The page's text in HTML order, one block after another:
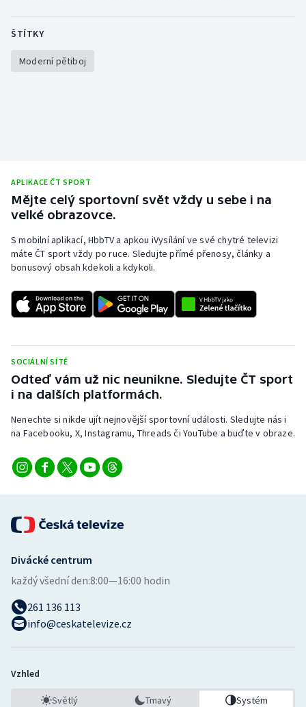
Short track
Sportovní střelba
Vodní slalom
Volejbal
Ostatní
ŠTÍTKY
Moderní pětiboj
APLIKACE ČT SPORT
Mějte celý sportovní svět vždy u sebe i na
velké obrazovce.
S mobilní aplikací, HbbTV a apkou iVysílání ve své chytré televizi
máte ČT sport vždy po ruce. Sledujte přímé přenosy, články a
bonusový obsah kdekoli a kdykoli.
SOCIÁLNÍ SÍTĚ
Odteď vám už nic neunikne. Sledujte ČT sport
i na dalších platformách.
Nenechte si nikde ujít nejnovější sportovní události. Sledujte nás i
na Facebooku, X, Instagramu, Threads či YouTube a buďte v obraze.
Divácké centrum
každý všední den:8:00—16:00 hodin
261 136 113
info@ceskatelevize.cz
Vzhled
Světlý Tmavý Systém